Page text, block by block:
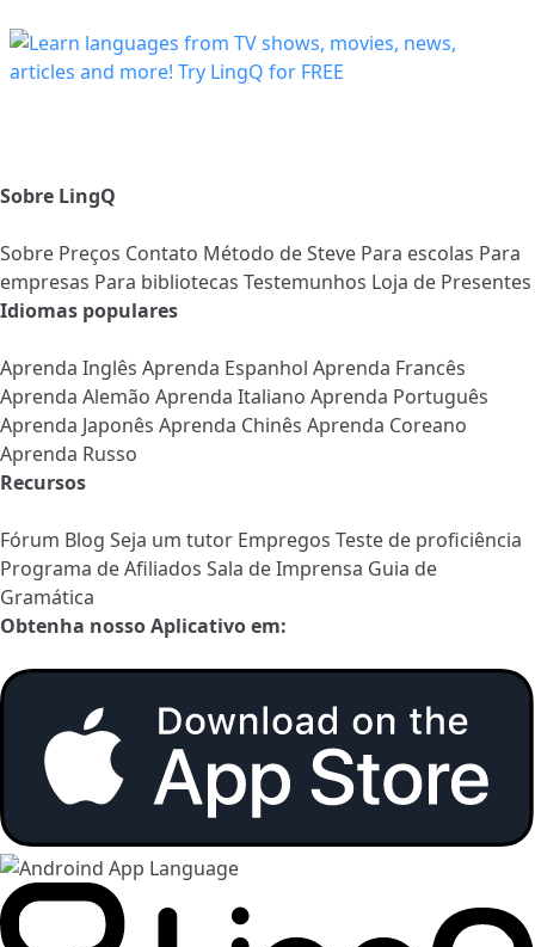
Sobre LingQ
Sobre Preços Contato Método de Steve Para escolas Para
empresas Para bibliotecas Testemunhos Loja de Presentes
Idiomas populares
Aprenda Inglês Aprenda Espanhol Aprenda Francês
Aprenda Alemão Aprenda Italiano Aprenda Português
Aprenda Japonês Aprenda Chinês Aprenda Coreano
Aprenda Russo
Recursos
Fórum Blog Seja um tutor Empregos Teste de proficiência
Programa de Afiliados Sala de Imprensa Guia de
Gramática
Obtenha nosso Aplicativo em: